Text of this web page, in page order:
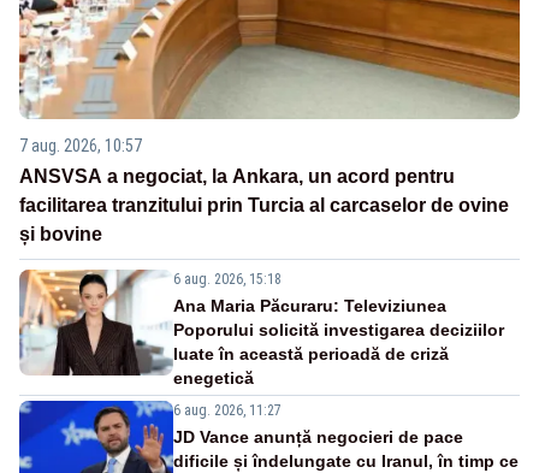
7 aug. 2026, 10:57
ANSVSA a negociat, la Ankara, un acord pentru
facilitarea tranzitului prin Turcia al carcaselor de ovine
și bovine
6 aug. 2026, 15:18
Ana Maria Păcuraru: Televiziunea
Poporului solicită investigarea deciziilor
luate în această perioadă de criză
enegetică
6 aug. 2026, 11:27
JD Vance anunță negocieri de pace
dificile și îndelungate cu Iranul, în timp ce